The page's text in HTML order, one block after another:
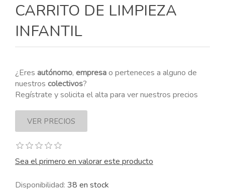
CARRITO DE LIMPIEZA
INFANTIL
¿Eres autónomo, empresao perteneces a alguno de
nuestros colectivos?
Regístrate y solicita el alta para ver nuestros precios
Sea el primero en valorar este producto
Disponibilidad: 38 en stock